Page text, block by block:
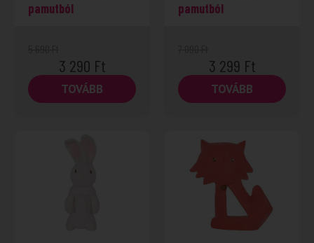
pamutból
3 290 Ft
TOVÁBB
pamutból
3 299 Ft
TOVÁBB